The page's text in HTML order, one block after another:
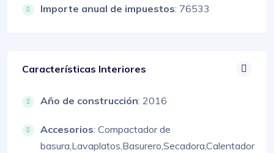
Importe anual de impuestos: 76533
Características Interiores
Año de construcción: 2016
Accesorios: Compactador de
basura,Lavaplatos,Basurero,Secadora,Calentador